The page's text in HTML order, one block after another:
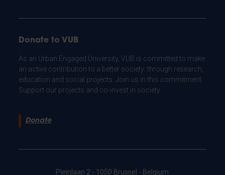
Donate to VUB
As an Urban Engaged University, VUB is committed to make
an active contribution to a better society: through research,
education and social projects. Join us in this commitment.
Support our projects and co-invest in society.
Donate
Pleinlaan 2 - 1050 Brussel - Belgium